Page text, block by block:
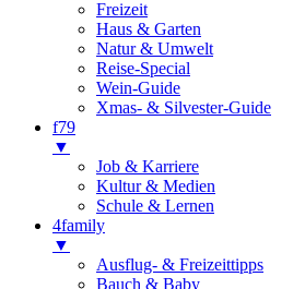
Freizeit
Haus & Garten
Natur & Umwelt
Reise-Special
Wein-Guide
Xmas- & Silvester-Guide
f79
▼
Job & Karriere
Kultur & Medien
Schule & Lernen
4family
▼
Ausflug- & Freizeittipps
Bauch & Baby